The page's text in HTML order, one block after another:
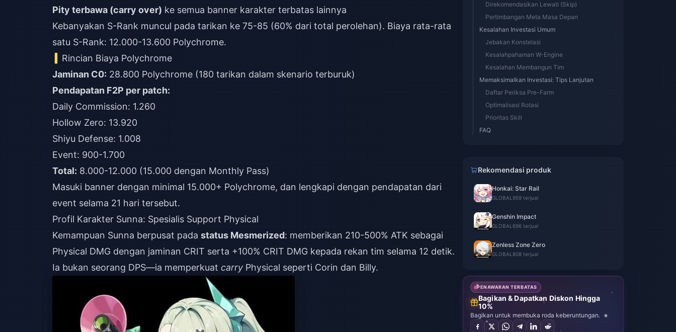
Pity terbawa (carry over) ke semua banner karakter terbatas lainnya
Kebanyakan S-Rank muncul pada tarikan ke 75-85 (60% dari total perolehan). Biaya rata-rata
satu S-Rank: 12.000-13.600 Polychrome.
Rincian Biaya Polychrome
Jaminan C0: 28.800 Polychrome (180 tarikan dalam skenario terburuk)
Pendapatan F2P per patch:
Daily Commission: 1.260
Hollow Zero: 13.920
Shiyu Defense: 1.008
Event: 900-1.700
Total: 8.000-12.000 (15.000 dengan Monthly Pass)
Masuki banner dengan minimal 15.000+ Polychrome, dan lengkapi dengan pendapatan dari
event selama 21 hari tersebut.
Profil Karakter Sunna: Spesialis Support Physical
Kemampuan Sunna berpusat pada status Mesmerized: memberikan 210-500% ATK sebagai
Physical DMG dengan jaminan CRIT serta +100% CRIT DMG kepada rekan tim selama 12 detik.
Ia bukan seorang DPS—ia memperkuat carry Physical seperti Corin dan Billy.
Direkomendasikan Lewati (Skip)
Pertimbangan Meta Masa Depan
Kesalahan Investasi Umum
Jebakan Konstelasi
Kesalahpahaman W-Engine
Kesalahan Membangun Tim
Memaksimalkan Investasi: Tips Lanjutan
Daftar Periksa Pre-Farm
Optimalisasi Rotasi
Prioritas Skill
FAQ
Rekomendasi produk
Honkai: Star Rail
GLOBAL 959 terjual
Genshin Impact
GLOBAL 696 terjual
Zenless Zone Zero
GLOBAL 808 terjual
PENAWARAN TERBATAS
Bagikan & Dapatkan Diskon Hingga
10%
Bagikan untuk membuka roda keberuntungan.